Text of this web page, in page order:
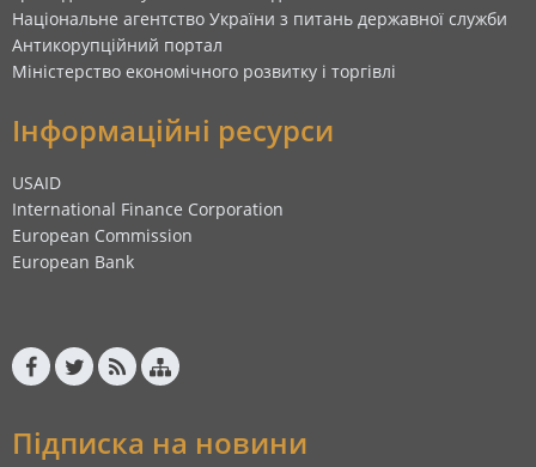
Національне агентство України з питань державної служби
Антикорупційний портал
Міністерство економічного розвитку і торгівлі
Інформаційні ресурси
USAID
International Finance Corporation
European Commission
European Bank
Підписка на новини